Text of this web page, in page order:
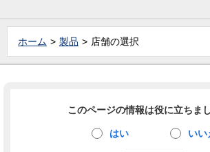
ホーム 製品 店舗の選択
このページの情報は役に立ちま
はい いい